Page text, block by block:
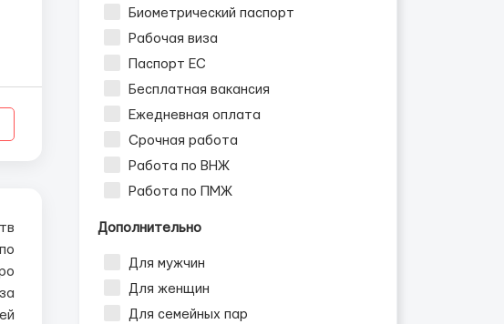
Биометрический паспорт
Рабочая виза
Паспорт ЕС
Бесплатная вакансия
Ежедневная оплата
Срочная работа
Работа по ВНЖ
Работа по ПМЖ
Дополнительно
Для мужчин
Для женщин
Для семейных пар